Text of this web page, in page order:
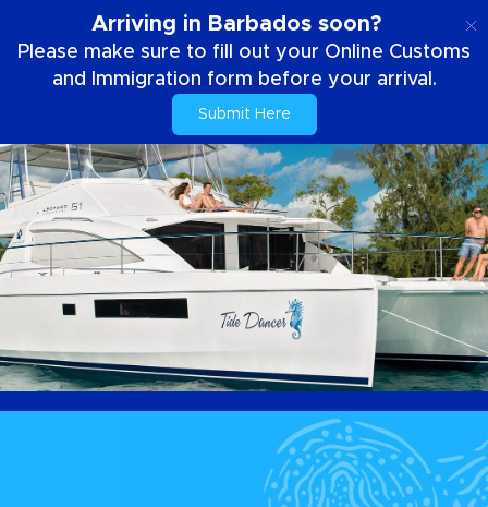
Arriving in Barbados soon?
Please make sure to fill out your Online Customs
and Immigration form before your arrival.
Submit Here